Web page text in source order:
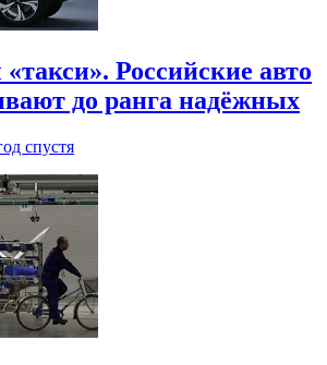
Российские авто
до ранга надёжных
спустя